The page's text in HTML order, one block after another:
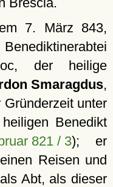
7. März 843,
der heilige
Smaragdus,
unter
Benedikt
821 / 3); er
Reisen und
Abt, als dieser